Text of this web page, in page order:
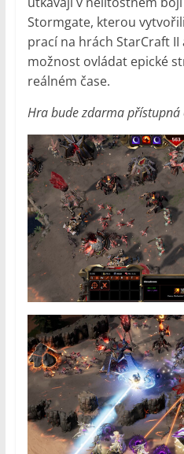
Stormgate, kterou
prací na hrách StarCraft II
možnost ovládat epické
reálném čase.
Hra bude zdarma přístupná